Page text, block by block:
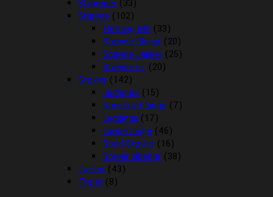
Strømper (33)
Stævne (102)
Fletning MV (33)
Stævne Bluser (20)
Stævne Jakker (25)
Stævne nr. (20)
Støvler (142)
Jodhpurs (15)
Kunststof lange (7)
Leggings (17)
Læder lange (46)
Stald Støvler (16)
Støvle tilbehør (38)
Tasker (43)
Trøjer (8)